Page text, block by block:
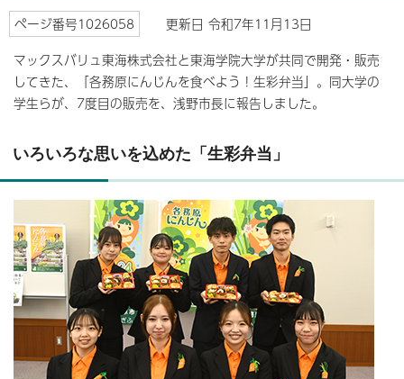
ページ番号1026058
更新日 令和7年11月13日
マックスバリュ東海株式会社と東海学院大学が共同で開発・販売
してきた、「各務原にんじんを食べよう！生彩弁当」。同大学の
学生らが、7度目の販売を、浅野市長に報告しました。
いろいろな思いを込めた「生彩弁当」